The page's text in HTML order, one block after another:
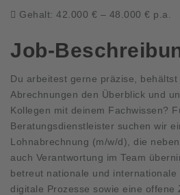
Gehalt: 42.000 € – 48.000 € p.a.
Job-
Du arbeitest gerne präzise,
Abrechnungen den Überblick und
Kollegen mit deinem Fachwissen?
Beratungsdienstleister suchen wir
Lohnabrechnung (m/w/d), die
auch Verantwortung im Team
betreut nationale und
digitale Prozesse sowie eine offene